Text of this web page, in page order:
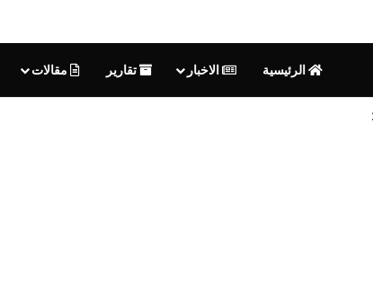
الرئيسية الاخبار تقارير مقالات